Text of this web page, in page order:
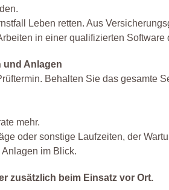
Leben retten. Aus
in einer qualifizierten
und Anlagen
Behalten Sie das gesamte
mehr.
oder sonstige Laufzeiten, der
im Blick.
zusätzlich beim Einsatz vor Ort.